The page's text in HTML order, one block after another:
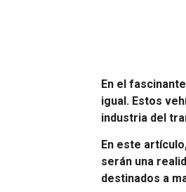
En el
igual. Estos
industria del
En este
serán una
destinados a